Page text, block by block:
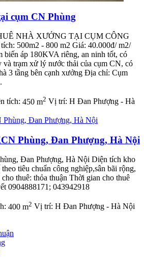
cụm CN Phùng
NHÀ XƯỞNG TẠI CỤM CÔNG
500m2 - 800 m2 Giá: 40.000đ/ m2/
biến áp 180KVA riêng, an ninh tốt, có
và trạm xử lý nước thải của cụm CN, có
3 tầng bên cạnh xưởng Địa chỉ: Cụm
tích: 450 m2 Vị trí: H Đan Phượng - Hà
Phùng, Đan Phượng, Hà Nội
Đan Phượng, Hà Nội Diện tích kho
tiêu chuẩn công nghiệp,sân bãi rộng,
thuê: thỏa thuận Thời gian cho thuê
0904888171; 043942918
400 m2 Vị trí: H Đan Phượng - Hà Nội